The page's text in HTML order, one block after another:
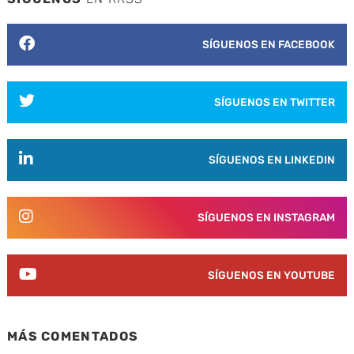
SÍGUENOS EN FACEBOOK
SÍGUENOS EN TWITTER
SÍGUENOS EN LINKEDIN
SÍGUENOS EN INSTAGRAM
SÍGUENOS EN YOUTUBE
MÁS COMENTADOS